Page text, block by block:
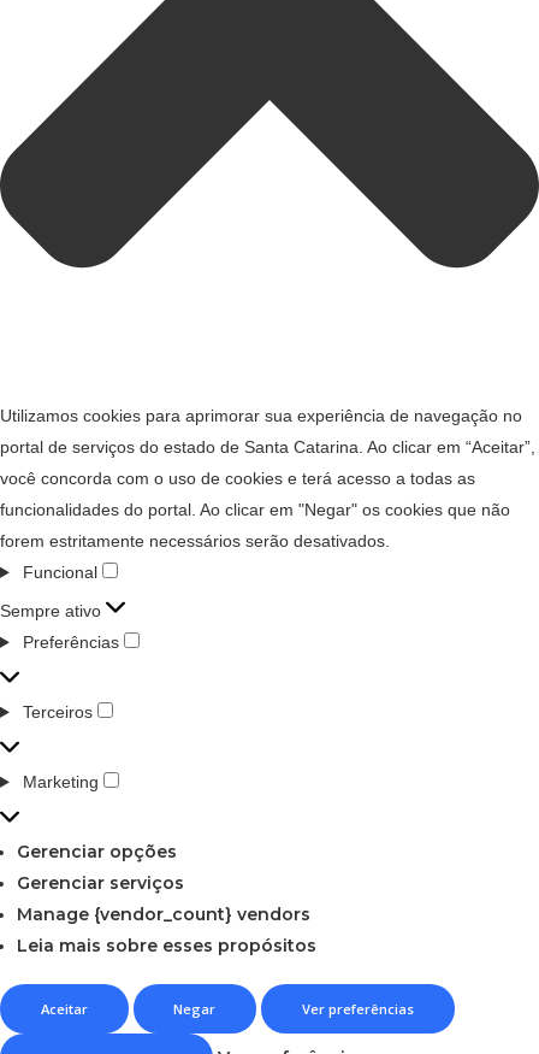
Utilizamos cookies para aprimorar sua experiência de navegação no
portal de serviços do estado de Santa Catarina. Ao clicar em “Aceitar”,
você concorda com o uso de cookies e terá acesso a todas as
funcionalidades do portal. Ao clicar em "Negar" os cookies que não
forem estritamente necessários serão desativados.
Funcional
Sempre ativo
Preferências
Terceiros
Marketing
Gerenciar opções
Gerenciar serviços
Manage {vendor_count} vendors
Leia mais sobre esses propósitos
Aceitar Negar Ver preferências